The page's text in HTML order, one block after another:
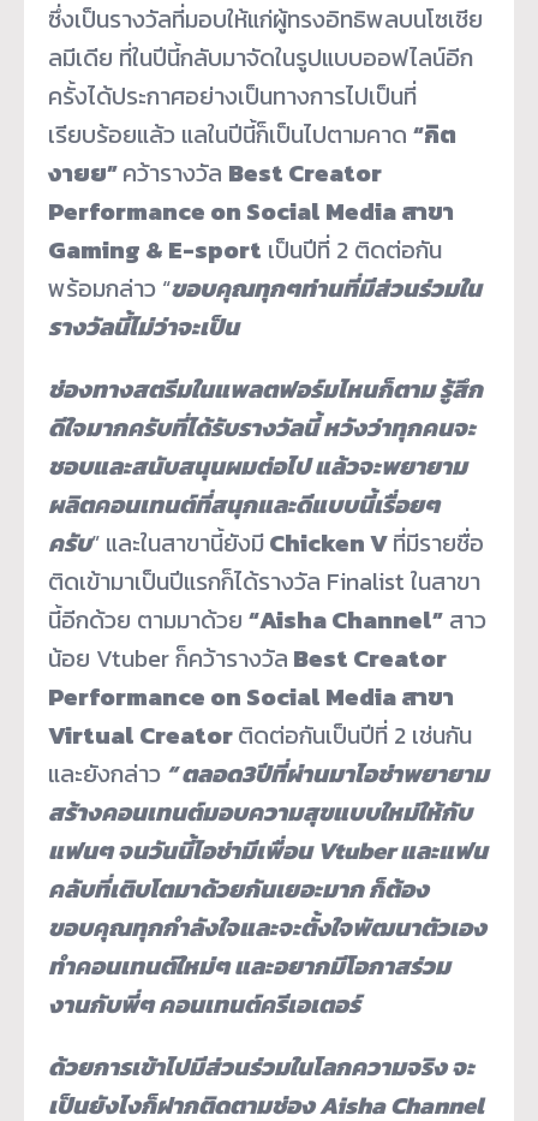
ซึ่งเป็นรางวัลที่มอบให้แก่ผู้ทรงอิทธิพลบนโซเชีย
ลมีเดีย ที่ในปีนี้กลับมาจัดในรูปแบบออฟไลน์อีก
ครั้งได้ประกาศอย่างเป็นทางการไปเป็นที่
เรียบร้อยแล้ว แลในปีนี้ก็เป็นไปตามคาด “กิต
งายย”คว้ารางวัล Best Creator
Performance on Social Media สาขา
Gaming & E-sport เป็นปีที่ 2 ติดต่อกัน
พร้อมกล่าว “ขอบคุณทุกๆท่านที่มีส่วนร่วมใน
รางวัลนี้ไม่ว่าจะเป็น
ช่องทางสตรีมในแพลตฟอร์มไหนก็ตาม รู้สึก
ดีใจมากครับที่ได้รับรางวัลนี้ หวังว่าทุกคนจะ
ชอบและสนับสนุนผมต่อไป แล้วจะพยายาม
ผลิตคอนเทนต์ที่สนุกและดีแบบนี้เรื่อยๆ
ครับ” และในสาขานี้ยังมีChicken Vที่มีรายชื่อ
ติดเข้ามาเป็นปีแรกก็ได้รางวัล Finalist ในสาขา
นี้อีกด้วย ตามมาด้วย “Aisha Channel” สาว
น้อย Vtuber ก็คว้ารางวัล Best Creator
Performance on Social Media สาขา
Virtual Creatorติดต่อกันเป็นปีที่ 2 เช่นกัน
และยังกล่าว “ ตลอด3ปีที่ผ่านมาไอช่าพยายาม
สร้างคอนเทนต์มอบความสุขแบบใหม่ให้กับ
แฟนๆ จนวันนี้ไอช่ามีเพื่อน Vtuber และแฟน
คลับที่เติบโตมาด้วยกันเยอะมาก ก็ต้อง
ขอบคุณทุกกำลังใจและจะตั้งใจพัฒนาตัวเอง
ทำคอนเทนต์ใหม่ๆ และอยากมีโอกาสร่วม
งานกับพี่ๆ คอนเทนต์ครีเอเตอร์
ด้วยการเข้าไปมีส่วนร่วมในโลกความจริง จะ
เป็นยังไงก็ฝากติดตามช่อง Aisha Channel